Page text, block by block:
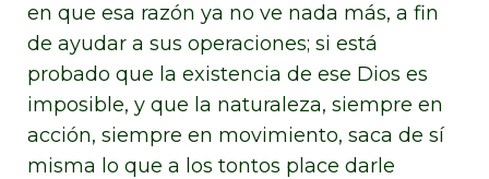
en que esa razón ya no ve nada más, a fin
de ayudar a sus operaciones; si está
probado que la existencia de ese Dios es
imposible, y que la naturaleza, siempre en
acción, siempre en movimiento, saca de sí
misma lo que a los tontos place darle